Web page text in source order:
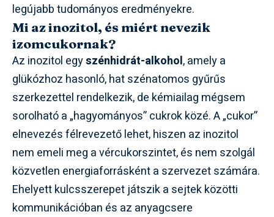
legújabb tudományos eredményekre.
Mi az inozitol, és miért nevezik
izomcukornak?
Az inozitol egyszénhidrát-alkohol, amely a
glükózhoz hasonló, hat szénatomos gyűrűs
szerkezettel rendelkezik, de kémiailag mégsem
sorolható a „hagyományos” cukrok közé. A „cukor”
elnevezés félrevezető lehet, hiszen az inozitol
nem emeli meg a vércukorszintet, és nem szolgál
közvetlen energiaforrásként a szervezet számára.
Ehelyett kulcsszerepet játszik a sejtek közötti
kommunikációban és az anyagcsere